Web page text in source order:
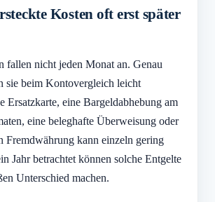
Kosten oft erst später
fallen nicht jeden Monat an. Genau
sie beim Kontovergleich leicht
Ersatzkarte, eine Bargeldabhebung am
eine beleghafte Überweisung oder
Fremdwährung kann einzeln gering
Jahr betrachtet können solche Entgelte
Unterschied machen.